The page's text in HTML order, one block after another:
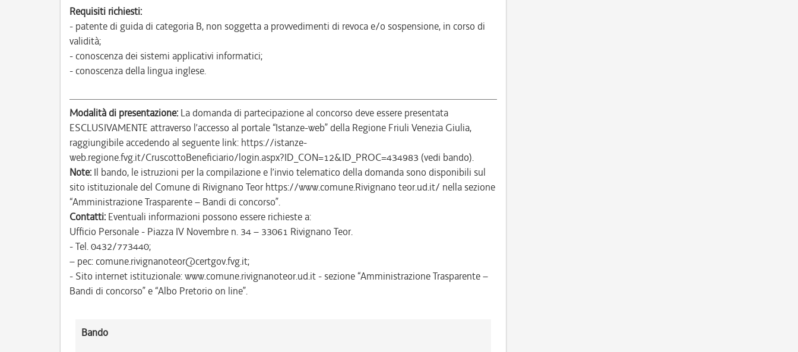
Requisiti richiesti:
- patente di guida di categoria B, non soggetta a provvedimenti di revoca e/o sospensione, in corso di
validità;
- conoscenza dei sistemi applicativi informatici;
- conoscenza della lingua inglese.
Modalità di presentazione: La domanda di partecipazione al concorso deve essere presentata
ESCLUSIVAMENTE attraverso l’accesso al portale “Istanze-web” della Regione Friuli Venezia Giulia,
raggiungibile accedendo al seguente link: https://istanze-
web.regione.fvg.it/CruscottoBeneficiario/login.aspx?ID_CON=12&ID_PROC=434983 (vedi bando).
Note: Il bando, le istruzioni per la compilazione e l’invio telematico della domanda sono disponibili sul
sito istituzionale del Comune di Rivignano Teor https://www.comune.Rivignano teor.ud.it/ nella sezione
“Amministrazione Trasparente – Bandi di concorso”.
Contatti: Eventuali informazioni possono essere richieste a:
Ufficio Personale - Piazza IV Novembre n. 34 – 33061 Rivignano Teor.
- Tel. 0432/773440;
– pec: comune.rivignanoteor@certgov.fvg.it;
- Sito internet istituzionale: www.comune.rivignanoteor.ud.it - sezione “Amministrazione Trasparente –
Bandi di concorso” e “Albo Pretorio on line”.
Bando